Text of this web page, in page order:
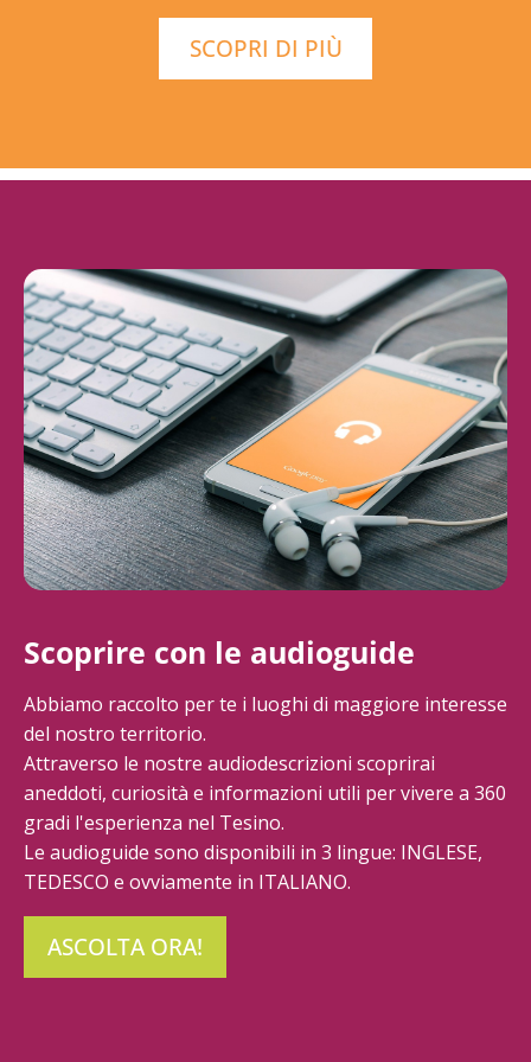
SCOPRI DI PIÙ
Scoprire con le audioguide
Abbiamo raccolto per te i luoghi di maggiore interesse
del nostro territorio.
Attraverso le nostre audiodescrizioni scoprirai
aneddoti, curiosità e informazioni utili per vivere a 360
gradi l'esperienza nel Tesino.
Le audioguide sono disponibili in 3 lingue: INGLESE,
TEDESCO e ovviamente in ITALIANO.
ASCOLTA ORA!